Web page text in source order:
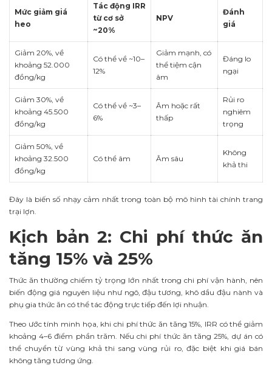
Mức giảm giá
heo
Tác động IRR
từ cơ sở
~20%
NPV
Đánh
giá
Giảm 20%, về
khoảng 52.000
đồng/kg
Có thể về ~10–
12%
Giảm mạnh, có
thể tiệm cận
âm
Đáng lo
ngại
Giảm 30%, về
khoảng 45.500
đồng/kg
Có thể về ~3–
6%
Âm hoặc rất
thấp
Rủi ro
nghiêm
trọng
Giảm 50%, về
khoảng 32.500
đồng/kg
Có thể âm Âm sâu
Không
khả thi
Đây là biến số nhạy cảm nhất trong toàn bộ mô hình tài chính trang
trại lợn.
Kịch bản 2: Chi phí thức ăn
tăng 15% và 25%
Thức ăn thường chiếm tỷ trọng lớn nhất trong chi phí vận hành, nên
biến động giá nguyên liệu như ngô, đậu tương, khô dầu đậu nành và
phụ gia thức ăn có thể tác động trực tiếp đến lợi nhuận.
Theo ước tính minh họa, khi chi phí thức ăn tăng 15%, IRR có thể giảm
khoảng 4–6 điểm phần trăm. Nếu chi phí thức ăn tăng 25%, dự án có
thể chuyển từ vùng khả thi sang vùng rủi ro, đặc biệt khi giá bán
không tăng tương ứng.